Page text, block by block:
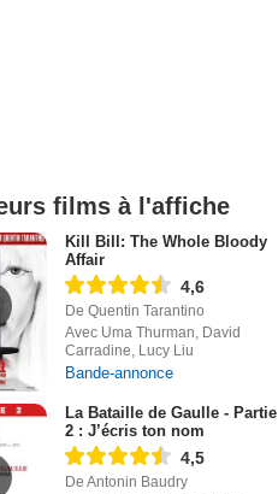
films à l'affiche
Kill Bill: The Whole Bloody
Affair
4,6
De Quentin Tarantino
Avec Uma Thurman, David
Carradine, Lucy Liu
Bande-annonce
La Bataille de Gaulle - Partie
2 : J’écris ton nom
4,5
De Antonin Baudry